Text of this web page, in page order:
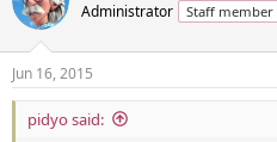
Administrator Staff member
Jun 16, 2015
pidyo said: